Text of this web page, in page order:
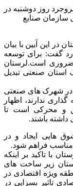
روز دوشنبه در
سازمان صنایع
در این آیین با بیان
دارد گفت: برای توسعه
است.لرستان
استان صنعتی تبدیل
در شهرک های صنعتی
ندارند، اظهار
و محرکی است تا
باشند.
هایی ایجاد و در
فراهم شود.
با تاکید بر اینکه
زیر ساخت های
اضافه کرد: لرستان دارای ۲منطقه ویژه اقتصادی در
تاثیر بسزایی در